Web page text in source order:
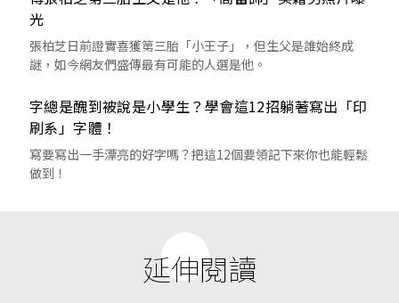
光
張柏芝日前證實喜獲第三胎「小王子」，但生父是誰始終成
謎，如今網友們盛傳最有可能的人選是他。
字總是醜到被說是小學生？學會這12招躺著寫出「印
刷系」字體！
寫要寫出一手漂亮的好字嗎？把這12個要領記下來你也能輕鬆
做到！
延伸閱讀